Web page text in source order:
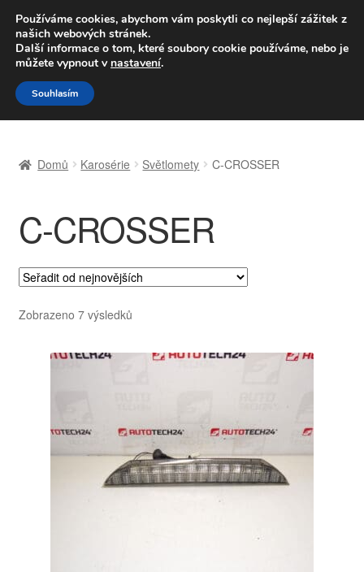
DOPRAVA od 139,-Kč
Volejte po-pá 9-16 704 494 494
Přeskočit
na
navigaci
Přejít
k
obsahu
Celosvětová doprava
Doprava
Kontakt
Košík
Můj účet
Obchodní podmínky
Ochrana osobních údajů
Domů Karosérie Světlomety C-CROSSER
C-CROSSER
Zobrazeno 7 výsledkůSeřazeno
nejnovějších
Používáme cookies, abychom vám poskytli co nejlepší zážitek z
našich webových stránek.
Další informace o tom, které soubory cookie používáme, nebo je
můžete vypnout v nastavení.
Souhlasím